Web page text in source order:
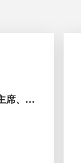
席、秘